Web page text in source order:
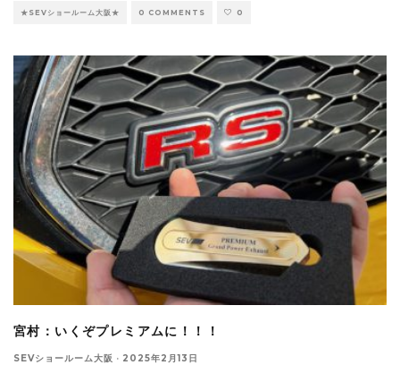
★SEVショールーム大阪★ 0 COMMENTS 0
宮村：いくぞプレミアムに！！！
SEVショールーム大阪 · 2025年2月13日